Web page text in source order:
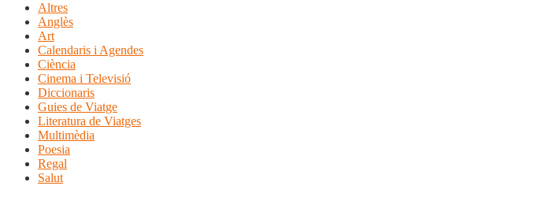
Altres
Anglès
Art
Calendaris i Agendes
Ciència
Cinema i Televisió
Diccionaris
Guies de Viatge
Literatura de Viatges
Multimèdia
Poesia
Regal
Salut